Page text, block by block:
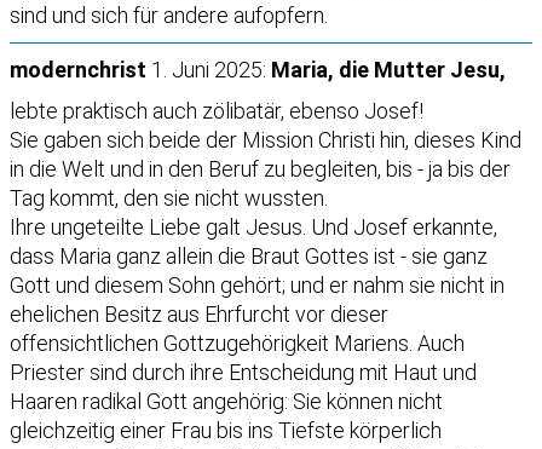
sind und sich für andere aufopfern.
modernchrist 1. Juni 2025: Maria, die Mutter Jesu,
lebte praktisch auch zölibatär, ebenso Josef!
Sie gaben sich beide der Mission Christi hin, dieses Kind
in die Welt und in den Beruf zu begleiten, bis - ja bis der
Tag kommt, den sie nicht wussten.
Ihre ungeteilte Liebe galt Jesus. Und Josef erkannte,
dass Maria ganz allein die Braut Gottes ist - sie ganz
Gott und diesem Sohn gehört; und er nahm sie nicht in
ehelichen Besitz aus Ehrfurcht vor dieser
offensichtlichen Gottzugehörigkeit Mariens. Auch
Priester sind durch ihre Entscheidung mit Haut und
Haaren radikal Gott angehörig: Sie können nicht
gleichzeitig einer Frau bis ins Tiefste körperlich